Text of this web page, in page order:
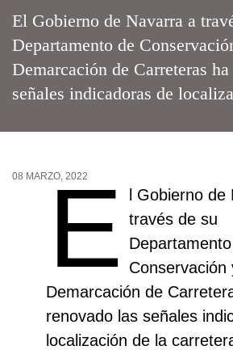
El Gobierno de Navarra a
Departamento de
Demarcación de Carreteras
señales indicadoras de
08 MARZO, 2022E
l Gobierno
través de su
Conservación
Demarcación de
renovado las señales
localización de la